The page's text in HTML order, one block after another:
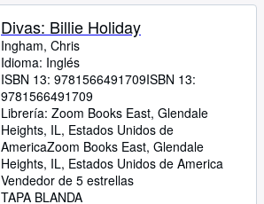
Divas: Billie Holiday
Ingham, Chris
Idioma: Inglés
ISBN 13: 9781566491709ISBN 13:
9781566491709
Librería: Zoom Books East, Glendale
Heights, IL, Estados Unidos de
AmericaZoom Books East, Glendale
Heights, IL, Estados Unidos de America
Vendedor de 5 estrellas
TAPA BLANDA